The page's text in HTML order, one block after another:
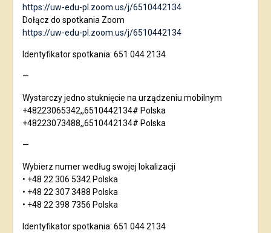
https://uw-edu-pl.zoom.us/j/6510442134
Dołącz do spotkania Zoom
https://uw-edu-pl.zoom.us/j/6510442134
Identyfikator spotkania: 651 044 2134
—
Wystarczy jedno stuknięcie na urządzeniu mobilnym
+48223065342,,6510442134# Polska
+48223073488,,6510442134# Polska
—
Wybierz numer według swojej lokalizacji
• +48 22 306 5342 Polska
• +48 22 307 3488 Polska
• +48 22 398 7356 Polska
Identyfikator spotkania: 651 044 2134